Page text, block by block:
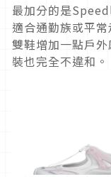
最加分的是
適合通勤族或平
雙鞋增加一點戶
裝也完全不違和。